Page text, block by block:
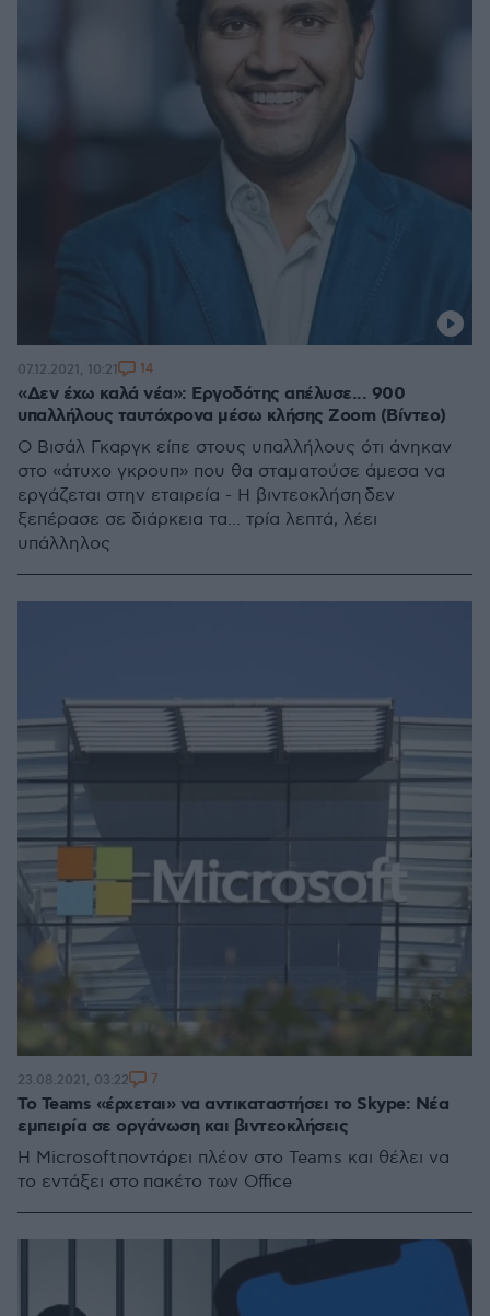
«Δεν έχω καλά νέα»: Εργοδότης απέλυσε... 900
υπαλλήλους ταυτόχρονα μέσω κλήσης Zoom (Βίντεο)
O Βισάλ Γκαργκ είπε στους υπαλλήλους ότι άνηκαν
στο «άτυχο γκρουπ» που θα σταματούσε άμεσα να
εργάζεται στην εταιρεία - Η βιντεοκλήση δεν
ξεπέρασε σε διάρκεια τα... τρία λεπτά, λέει
υπάλληλος
07.12.2021, 10:21 14
Το Teams «έρχεται» να αντικαταστήσει το Skype: Νέα
εμπειρία σε οργάνωση και βιντεοκλήσεις
Η Microsoft ποντάρει πλέον στο Teams και θέλει να
το εντάξει στο πακέτο των Office
23.08.2021, 03:22 7